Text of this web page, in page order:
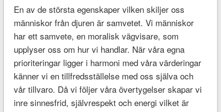
En av de största egenskaper vilken skiljer oss
människor från djuren är samvetet. Vi människor
har ett samvete, en moralisk vägvisare, som
upplyser oss om hur vi handlar. När våra egna
prioriteringar ligger i harmoni med våra värderingar
känner vi en tillfredsställelse med oss själva och
vår tillvaro. Då vi följer våra övertygelser skapar vi
inre sinnesfrid, självrespekt och energi vilket är